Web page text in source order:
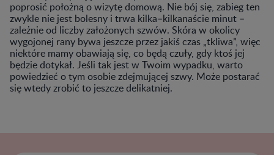
poprosić położną o wizytę domową. Nie bój się, zabieg ten
zwykle nie jest bolesny i trwa kilka–kilkanaście minut –
zależnie od liczby założonych szwów. Skóra w okolicy
wygojonej rany bywa jeszcze przez jakiś czas „tkliwa”, więc
niektóre mamy obawiają się, co będą czuły, gdy ktoś jej
będzie dotykał. Jeśli tak jest w Twoim wypadku, warto
powiedzieć o tym osobie zdejmującej szwy. Może postarać
się wtedy zrobić to jeszcze delikatniej.